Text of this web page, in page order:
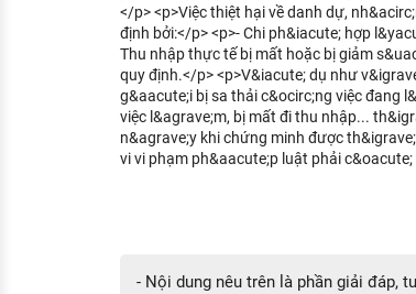
</p> <p>Việc thiệt hại về danh dự,
định bởi:</p> <p>- Chi ph&iacute; hợp
Thu nhập thực tế bị mất hoặc bị giảm
quy định.</p> <p>V&iacute; dụ như
g&aacute;i bị sa thải c&ocirc;ng việc đang
việc l&agrave;m, bị mất đi thu nhập...
n&agrave;y khi chứng minh được
vi vi phạm ph&aacute;p luật phải
- Nội dung nêu trên là phần giải đáp,